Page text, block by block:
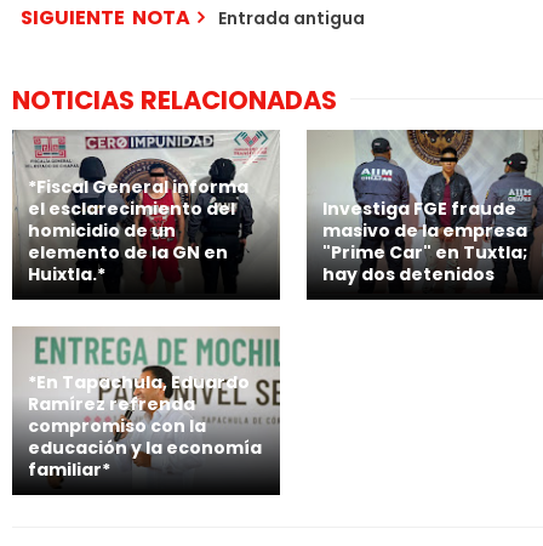
SIGUIENTE NOTA Entrada antigua
NOTICIAS RELACIONADAS
*Fiscal General informa
el esclarecimiento del
homicidio de un
elemento de la GN en
Huixtla.*
Investiga FGE fraude
masivo de la empresa
"Prime Car" en Tuxtla;
hay dos detenidos
*En Tapachula, Eduardo
Ramírez refrenda
compromiso con la
educación y la economía
familiar*